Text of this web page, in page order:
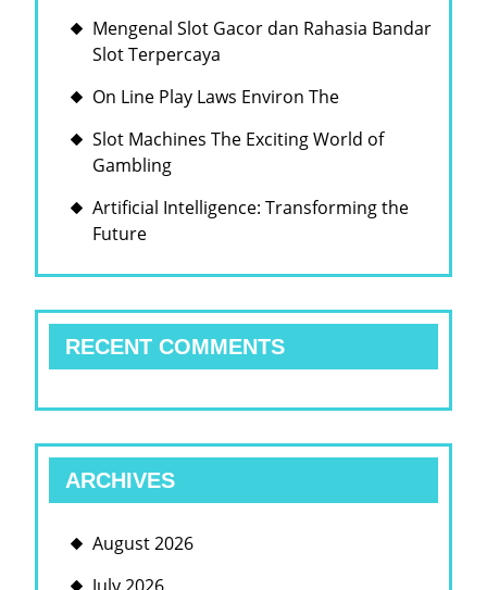
Mengenal Slot Gacor dan Rahasia Bandar
Slot Terpercaya
On Line Play Laws Environ The
Slot Machines The Exciting World of
Gambling
Artificial Intelligence: Transforming the
Future
RECENT COMMENTS
ARCHIVES
August 2026